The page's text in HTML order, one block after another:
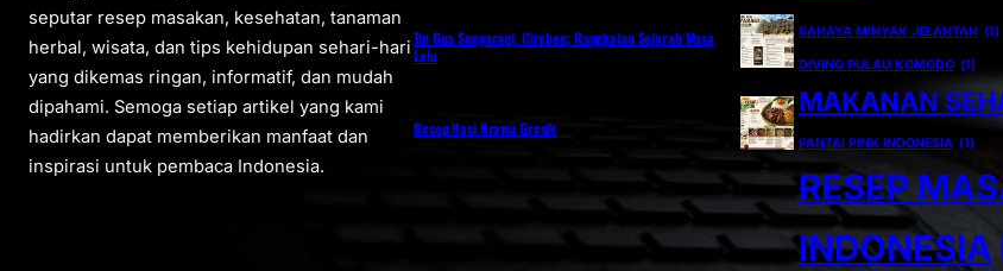
seputar resep masakan, kesehatan, tanaman
herbal, wisata, dan tips kehidupan sehari-hari
yang dikemas ringan, informatif, dan mudah
dipahami. Semoga setiap artikel yang kami
hadirkan dapat memberikan manfaat dan
inspirasi untuk pembaca Indonesia.
Tm Gua Sunyaragi, Cirebon; Rangkaian Sejarah Masa
Lalu
Resep Nasi Krawu Gresik
BAHAYA MINYAK JELANTAH (1)
DIVING PULAU KOMODO (1)
MAKANAN
PANTAI PINK INDONESIA (1)
RESEP
INDONESIA